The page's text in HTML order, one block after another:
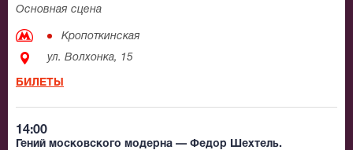
Основная сцена
Кропоткинская
ул. Волхонка, 15
БИЛЕТЫ
14:00
Гений московского модерна — Федор Шехтель.